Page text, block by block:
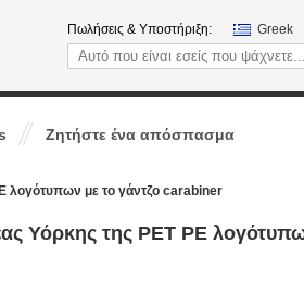
Πωλήσεις & Υποστήριξη: Greek
Ζητήστε ένα απόσπασμα
λογότυπων με το γάντζο carabiner
Υόρκης της PET PE